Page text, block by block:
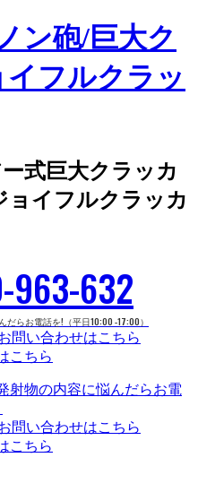
式巨大クラッカ
ョイフルクラッカ
963-632
らお電話を!（平日10:00 -17:00）
射物の内容に悩んだらお電